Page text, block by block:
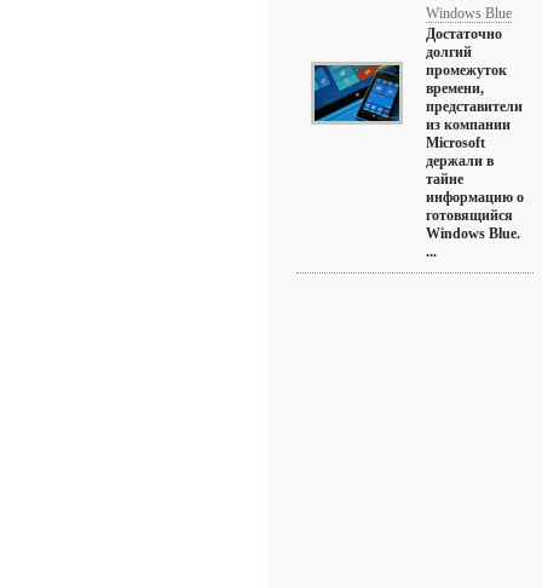
Windows Blue
Достаточно
долгий
промежуток
времени,
представители
из компании
Microsoft
держали в
тайне
информацию о
готовящийся
Windows Blue.
...